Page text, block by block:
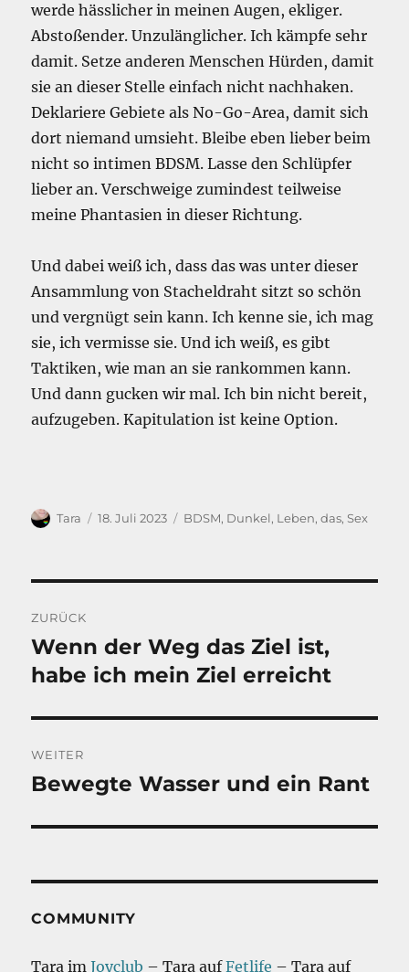
werde hässlicher in meinen Augen, ekliger.
Abstoßender. Unzulänglicher. Ich kämpfe sehr
damit. Setze anderen Menschen Hürden, damit
sie an dieser Stelle einfach nicht nachhaken.
Deklariere Gebiete als No-Go-Area, damit sich
dort niemand umsieht. Bleibe eben lieber beim
nicht so intimen BDSM. Lasse den Schlüpfer
lieber an. Verschweige zumindest teilweise
meine Phantasien in dieser Richtung.
Und dabei weiß ich, dass das was unter dieser
Ansammlung von Stacheldraht sitzt so schön
und vergnügt sein kann. Ich kenne sie, ich mag
sie, ich vermisse sie. Und ich weiß, es gibt
Taktiken, wie man an sie rankommen kann.
Und dann gucken wir mal. Ich bin nicht bereit,
aufzugeben. Kapitulation ist keine Option.
Autor
Tara
Veröffentlicht
18. Juli 2023 Kategorien
BDSM, Dunkel, Leben, das,Sex
ZURÜCK
Vorheriger
Beitrag:
Wenn der Weg das Ziel ist,
habe ich mein Ziel erreicht
WEITER
Nächster
Bewegte Wasser und ein Rant
COMMUNITY
Tara imJoyclub – Tara aufFetlife – Tara auf